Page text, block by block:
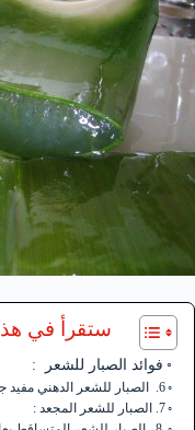
ستقرأ في
فوائد الصبار للشعر :
6. الصبار للشعر الدهني مفيد جدا :
7. الصبار للشعر المجعد :